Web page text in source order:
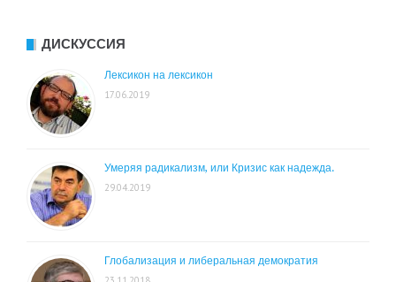
ДИСКУССИЯ
Лексикон на лексикон
17.06.2019
Умеряя радикализм, или Кризис как надежда.
29.04.2019
Глобализация и либеральная демократия